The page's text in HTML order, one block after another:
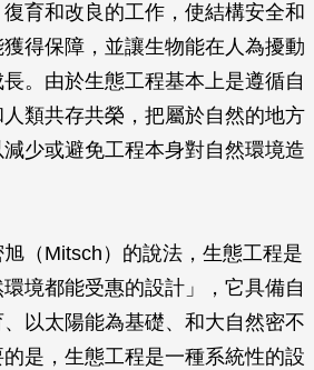
育和改良的工作，使結構安全和
得保障，並讓生物能在人為擾動
。由於生態工程基本上是遵循自
類共存共榮，把屬於自然的地方
少或避免工程本身對自然環境造
（Mitsch）的說法，生態工程是
環境都能受惠的設計」，它具備自
以太陽能為基礎、和大自然密不
是，生態工程是一種系統性的設